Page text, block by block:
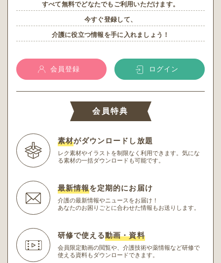
すべて無料でどなたでもご利用いただけます。
今すぐ登録して、
介護に役立つ情報を手に入れましょう！
会員登録 ログイン
会員特典
素材がダウンロードし放題
レク素材やイラストを制限なく利用できます。 気にな
る素材の一括ダウンロードも可能です。
最新情報を定期的にお届け
介護の最新情報やニュースをお届け！
あなたのお困りごとに合わせた情報もお送りします。
研修で使える動画・資料
会員限定動画の閲覧や、介護技術や薬情報など研修で
使える資料もダウンロードできます。